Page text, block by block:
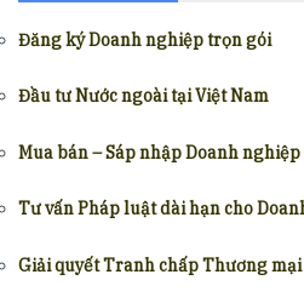
Đăng ký Doanh nghiệp trọn gói
Đầu tư Nước ngoài tại Việt Nam
Mua bán – Sáp nhập Doanh nghiệp
Tư vấn Pháp luật dài hạn cho
Giải quyết Tranh chấp Thương mại